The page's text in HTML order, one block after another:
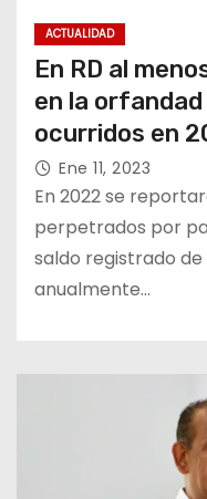
ACTUALIDAD
En RD al
en la
ocurridos en
Ene 11, 2023
En 2022 se
perpetrados por
saldo registrado
anualmente…